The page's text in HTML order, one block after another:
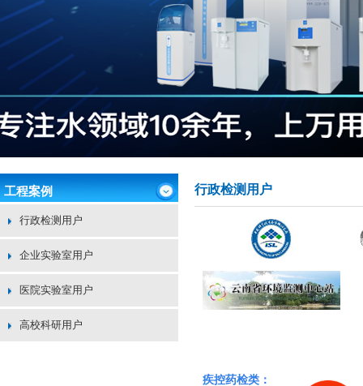
工程案例
行政检测用户
企业实验室用户
医院实验室用户
高校科研用户
行政检测用户
疾控药检类：